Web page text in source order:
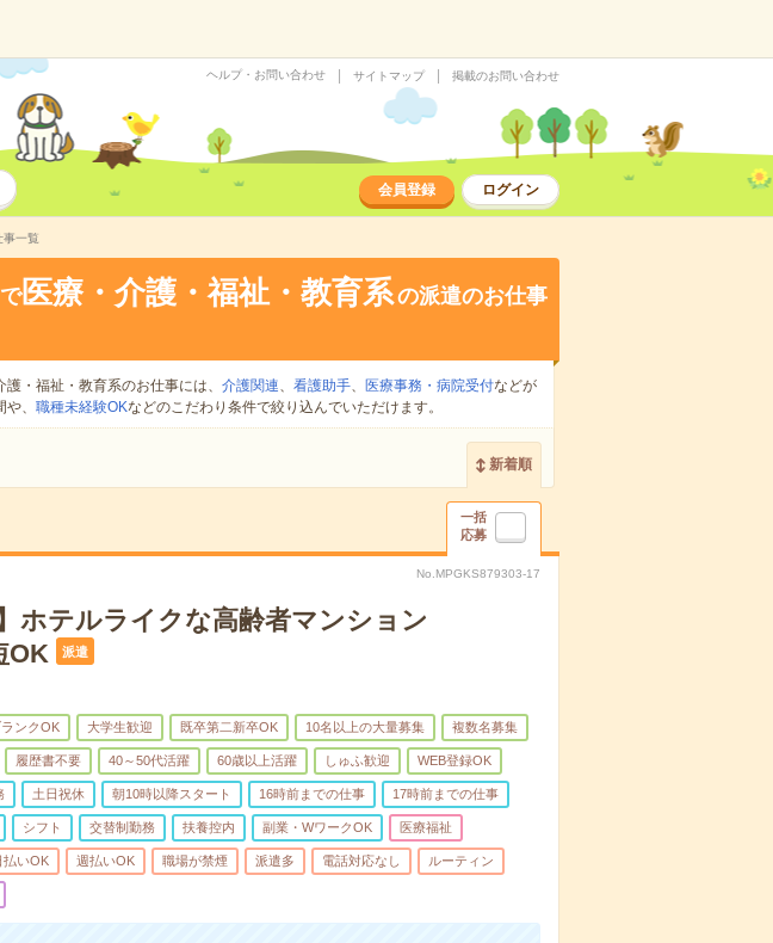
ヘルプ・お問い合わせ サイトマップ 掲載のお問い合わせ
会員登録 ログイン
事一覧
で医療・介護・福祉・教育系の派遣のお仕事
・福祉・教育系のお仕事には、 介護関連、 看護助手、 医療事務・病院受付などが
、 職種未経験OKなどのこだわり条件で絞り込んでいただけます。
新着順
一括
応募
No.MPGKS879303-17
ホテルライクな高齢者マンション
OK
派遣
ランクOK 大学生歓迎 既卒第二新卒OK 10名以上の大量募集 複数名募集
履歴書不要 40～50代活躍 60歳以上活躍 しゅふ歓迎 WEB登録OK
土日祝休 朝10時以降スタート 16時前までの仕事 17時前までの仕事
シフト 交替制勤務 扶養控内 副業・WワークOK 医療福祉
払いOK 週払いOK 職場が禁煙 派遣多 電話対応なし ルーティン